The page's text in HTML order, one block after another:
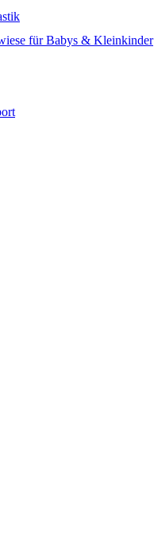
für Babys & Kleinkinder